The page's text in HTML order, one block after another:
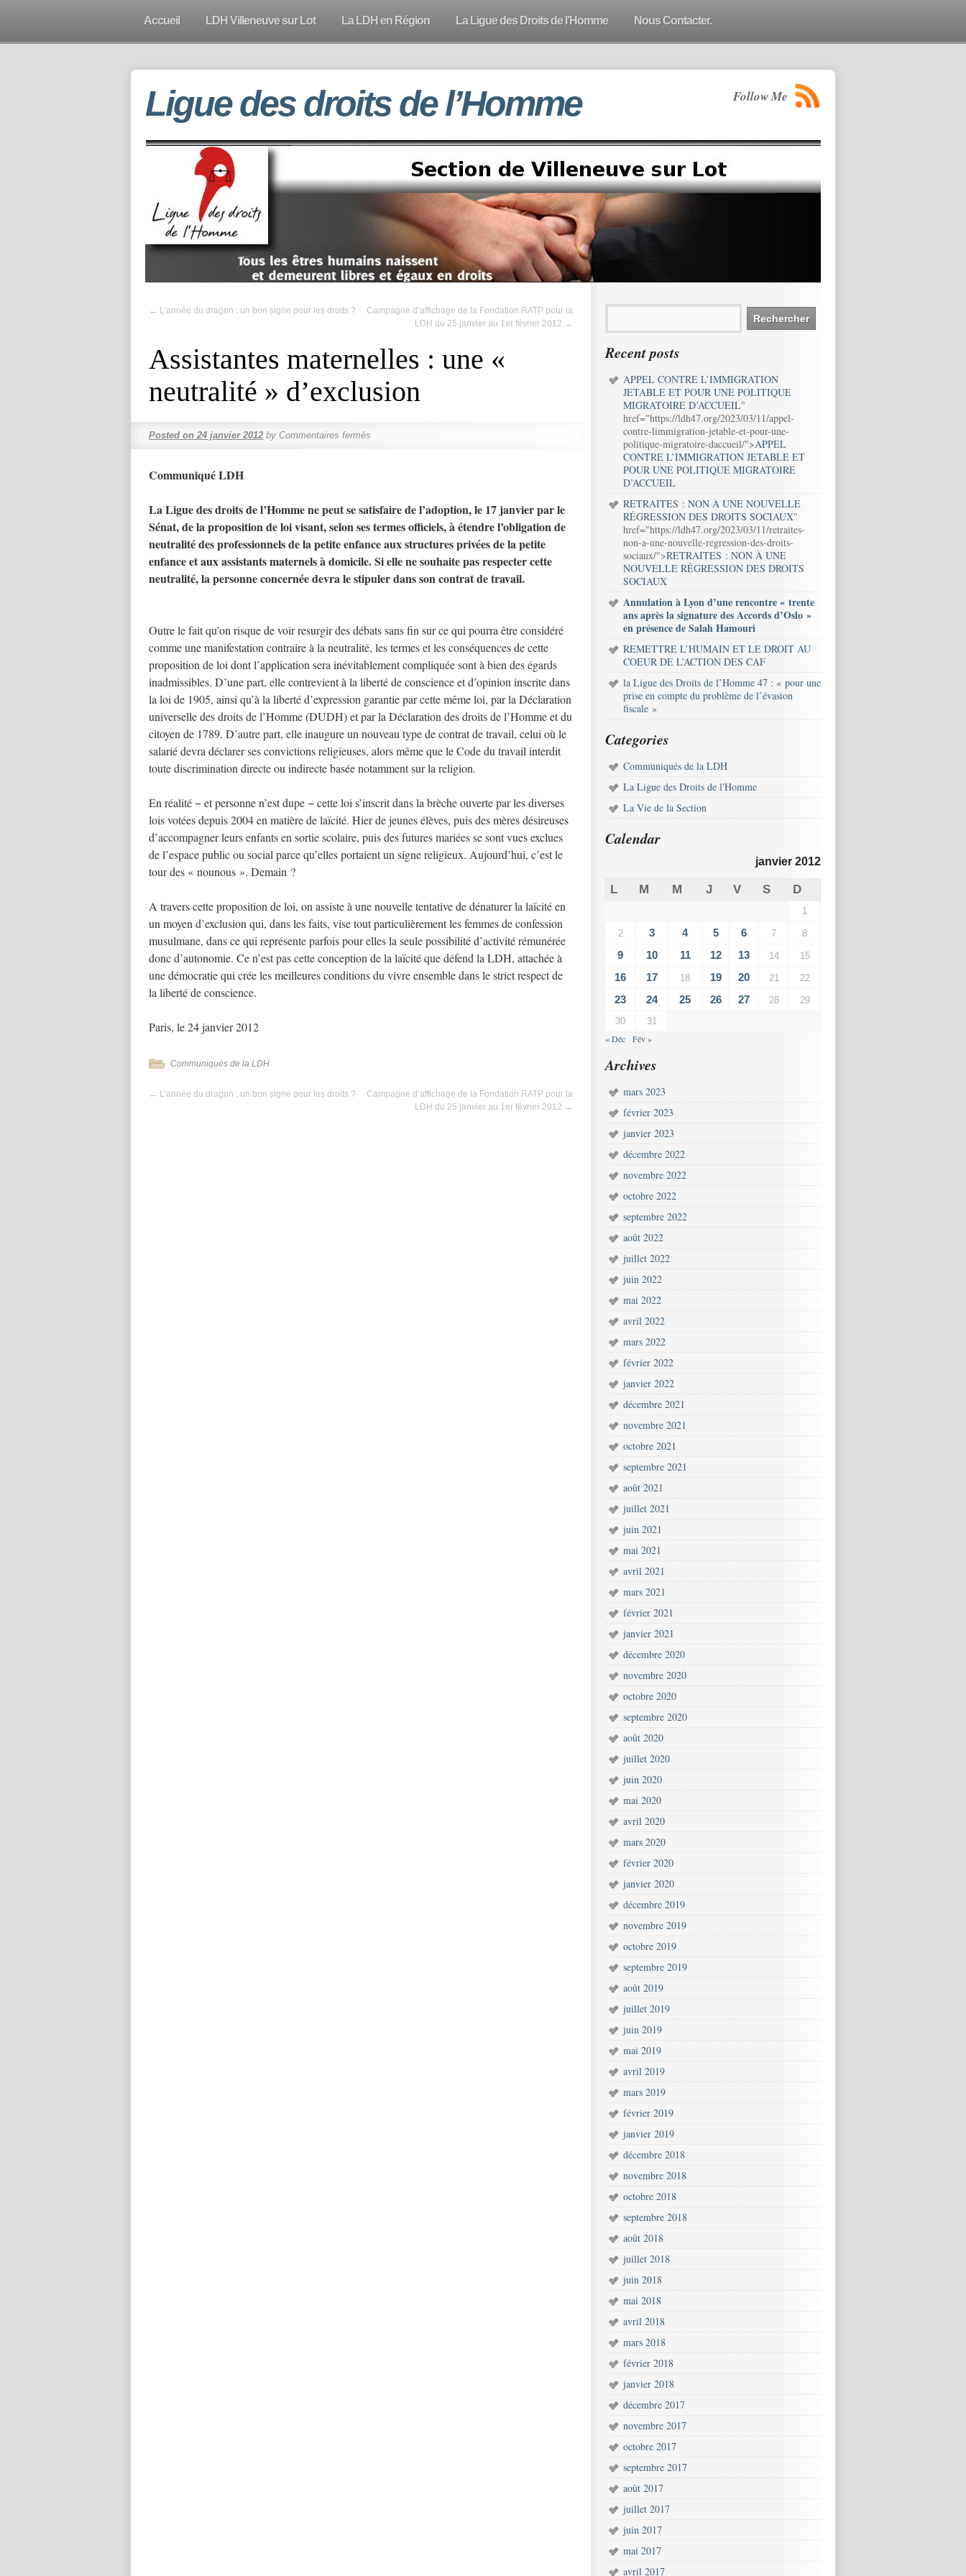
Accueil LDH Villeneuve sur Lot La LDH en Région La Ligue des Droits de l’Homme Nous Contacter.
Ligue des droits de l’Homme Follow Me
← L’année du dragon : un bon signe pour les droits ?
Campagne d’affichage de la Fondation RATP pour la
LDH du 25 janvier au 1er février 2012 →
Assistantes maternelles : une «
neutralité » d’exclusion
Posted on 24 janvier 2012 by Commentaires fermés
Communiqué LDH
La Ligue des droits de l’Homme ne peut se satisfaire de l’adoption, le 17 janvier par le
Sénat, de la proposition de loi visant, selon ses termes officiels, à étendre l’obligation de
neutralité des professionnels de la petite enfance aux structures privées de la petite
enfance et aux assistants maternels à domicile. Si elle ne souhaite pas respecter cette
neutralité, la personne concernée devra le stipuler dans son contrat de travail.
Outre le fait qu’on risque de voir resurgir des débats sans fin sur ce qui pourra être considéré
comme une manifestation contraire à la neutralité, les termes et les conséquences de cette
proposition de loi dont l’application sera inévitablement compliquée sont à bien des égards
inadmissibles. D’une part, elle contrevient à la liberté de conscience et d’opinion inscrite dans
la loi de 1905, ainsi qu’à la liberté d’expression garantie par cette même loi, par la Déclaration
universelle des droits de l’Homme (DUDH) et par la Déclaration des droits de l’Homme et du
citoyen de 1789. D’autre part, elle inaugure un nouveau type de contrat de travail, celui où le
salarié devra déclarer ses convictions religieuses, alors même que le Code du travail interdit
toute discrimination directe ou indirecte basée notamment sur la religion.
En réalité − et personne n’est dupe − cette loi s’inscrit dans la brèche ouverte par les diverses
lois votées depuis 2004 en matière de laïcité. Hier de jeunes élèves, puis des mères désireuses
d’accompagner leurs enfants en sortie scolaire, puis des futures mariées se sont vues exclues
de l’espace public ou social parce qu’elles portaient un signe religieux. Aujourd’hui, c’est le
tour des « nounous ». Demain ?
A travers cette proposition de loi, on assiste à une nouvelle tentative de dénaturer la laïcité en
un moyen d’exclusion qui, dans les faits, vise tout particulièrement les femmes de confession
musulmane, dans ce qui représente parfois pour elles la seule possibilité d’activité rémunérée
donc d’autonomie. Ce n’est pas cette conception de la laïcité que défend la LDH, attachée à
une démocratie qui crée les meilleures conditions du vivre ensemble dans le strict respect de
la liberté de conscience.
Paris, le 24 janvier 2012
Communiqués de la LDH
← L’année du dragon : un bon signe pour les droits ?
Campagne d’affichage de la Fondation RATP pour la
LDH du 25 janvier au 1er février 2012 →
Recent posts
APPEL CONTRE L’IMMIGRATION
JETABLE ET POUR UNE POLITIQUE
MIGRATOIRE D’ACCUEIL"
href="https://ldh47.org/2023/03/11/appel-
contre-limmigration-jetable-et-pour-une-
politique-migratoire-daccueil/">APPEL
CONTRE L’IMMIGRATION JETABLE ET
POUR UNE POLITIQUE MIGRATOIRE
D’ACCUEIL
RETRAITES : NON À UNE NOUVELLE
RÉGRESSION DES DROITS SOCIAUX"
href="https://ldh47.org/2023/03/11/retraites-
non-a-une-nouvelle-regression-des-droits-
sociaux/">RETRAITES : NON À UNE
NOUVELLE RÉGRESSION DES DROITS
SOCIAUX
Annulation à Lyon d’une rencontre « trente
ans après la signature des Accords d’Oslo »
en présence de Salah Hamouri
REMETTRE L’HUMAIN ET LE DROIT AU
COEUR DE L’ACTION DES CAF
la Ligue des Droits de l’Homme 47 : « pour une
prise en compte du problème de l’évasion
fiscale »
Categories
Communiqués de la LDH
La Ligue des Droits de l'Homme
La Vie de la Section
Calendar
janvier 2012
L M M J V S D
1
2 3 4 5 6 7 8
9 10 11 12 13 14 15
16 17 18 19 20 21 22
23 24 25 26 27 28
29
30
31
« Déc Fév »
Archives
mars 2023
février 2023
janvier 2023
décembre 2022
novembre 2022
octobre 2022
septembre 2022
août 2022
juillet 2022
juin 2022
mai 2022
avril 2022
mars 2022
février 2022
janvier 2022
décembre 2021
novembre 2021
octobre 2021
septembre 2021
août 2021
juillet 2021
juin 2021
mai 2021
avril 2021
mars 2021
février 2021
janvier 2021
décembre 2020
novembre 2020
octobre 2020
septembre 2020
août 2020
juillet 2020
juin 2020
mai 2020
avril 2020
mars 2020
février 2020
janvier 2020
décembre 2019
novembre 2019
octobre 2019
septembre 2019
août 2019
juillet 2019
juin 2019
mai 2019
avril 2019
mars 2019
février 2019
janvier 2019
décembre 2018
novembre 2018
octobre 2018
septembre 2018
août 2018
juillet 2018
juin 2018
mai 2018
avril 2018
mars 2018
février 2018
janvier 2018
décembre 2017
novembre 2017
octobre 2017
septembre 2017
août 2017
juillet 2017
juin 2017
mai 2017
avril 2017